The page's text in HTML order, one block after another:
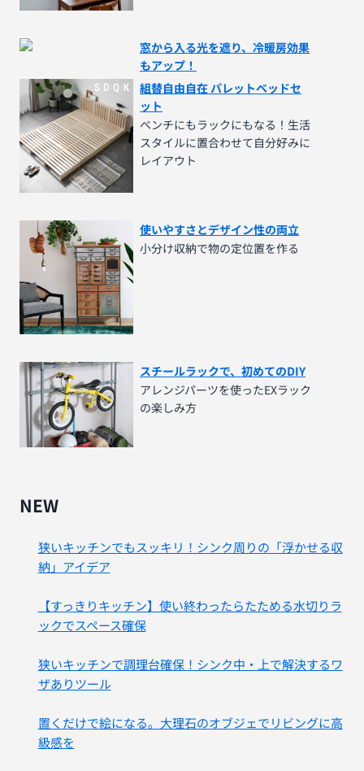
窓から入る光を遮り、冷暖房効果
もアップ！
組替自由自在 パレットベッドセ
ット
ベンチにもラックにもなる！生活
スタイルに置合わせて自分好みに
レイアウト
使いやすさとデザイン性の両立
小分け収納で物の定位置を作る
スチールラックで、初めてのDIY
アレンジパーツを使ったEXラック
の楽しみ方
NEW
狭いキッチンでもスッキリ！シンク周りの「浮かせる収
納」アイデア
【すっきりキッチン】使い終わったらたためる水切りラ
ックでスペース確保
狭いキッチンで調理台確保！シンク中・上で解決するワ
ザありツール
置くだけで絵になる。大理石のオブジェでリビングに高
級感を